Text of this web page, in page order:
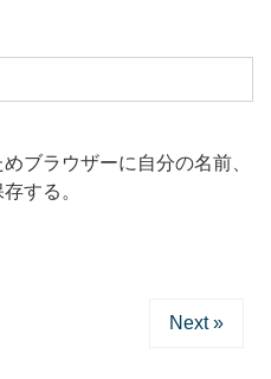
ブラウザーに自分の名前、
する。
Next »